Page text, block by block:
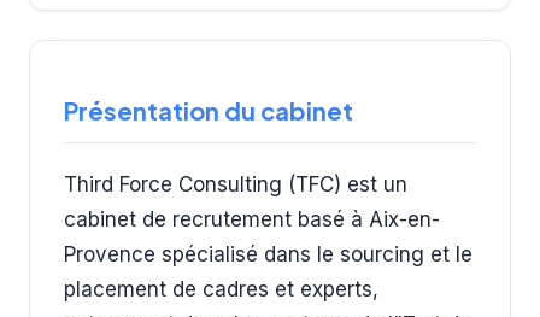
Présentation du cabinet
Third Force Consulting (TFC) est un
cabinet de recrutement basé à Aix-en-
Provence spécialisé dans le sourcing et le
placement de cadres et experts,